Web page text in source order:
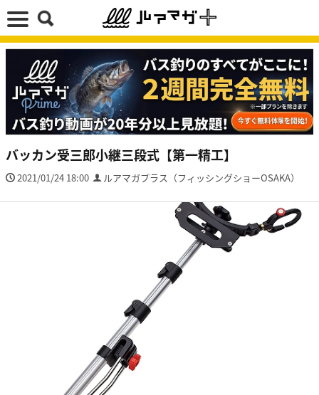
バッカン受三郎小継三段式【第一精工】
2021/01/24 18:00 ルアマガプラス（フィッシングショーOSAKA）